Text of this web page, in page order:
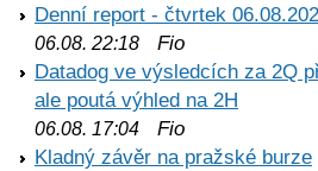
Denní report - čtvrtek
06.08. 22:18 Fio
Datadog ve výsledcích za 2Q
ale poutá výhled na 2H
06.08. 17:04 Fio
Kladný závěr na pražské burze